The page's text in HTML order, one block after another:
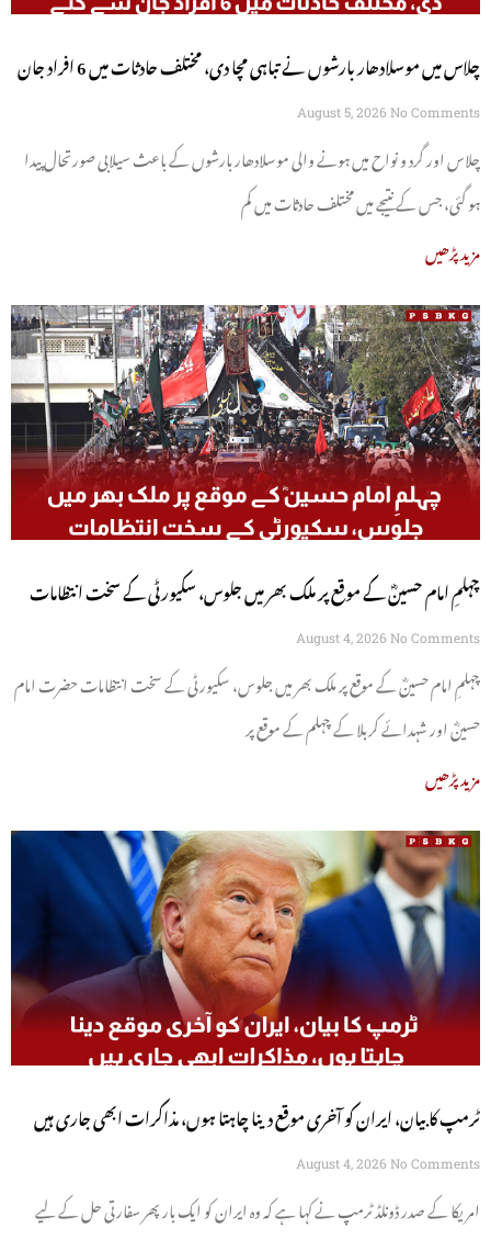
چلاس میں موسلادھار بارشوں نے تباہی مچا دی، مختلف حادثات میں 6 افراد جان
سے گئے
August 5, 2026 No Comments
چلاس اور گرد و نواح میں ہونے والی موسلادھار بارشوں کے باعث سیلابی صورتحال پیدا
ہو گئی، جس کے نتیجے میں مختلف حادثات میں کم
مزید پڑھیں
چہلمِ امام حسینؓ کے موقع پر ملک بھر میں جلوس، سکیورٹی کے سخت انتظامات
August 4, 2026 No Comments
چہلمِ امام حسینؓ کے موقع پر ملک بھر میں جلوس، سکیورٹی کے سخت انتظامات حضرت امام
حسینؓ اور شہدائے کربلا کے چہلم کے موقع پر
مزید پڑھیں
ٹرمپ کا بیان، ایران کو آخری موقع دینا چاہتا ہوں، مذاکرات ابھی جاری ہیں
August 4, 2026 No Comments
امریکا کے صدر ڈونلڈ ٹرمپ نے کہا ہے کہ وہ ایران کو ایک بار پھر سفارتی حل کے لیے